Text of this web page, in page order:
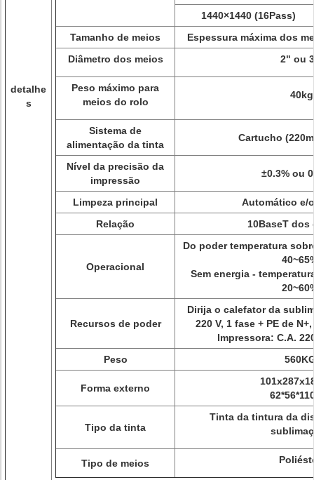
detalhe
s
1440×1440 (16Pass)
Tamanho de meios
Espessura máxima dos
Diâmetro dos meios
2" ou
Peso máximo para
meios do rolo
40kg
Sistema de
alimentação da tinta
Cartucho
Nível da precisão da
impressão
±0.3% ou
Limpeza principal
Automático e/
Relação
10BaseT dos
Operacional
Do poder temperatura
Sem energia -
Recursos de poder
Dirija o calefator da
220 V, 1 fase + PE de
Impressora: C.A.
Peso
Forma externo
Tipo da tinta
Tinta da tintura da
Tipo de meios